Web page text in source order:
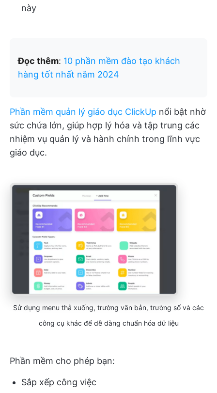
này
Đọc thêm: 10 phần mềm đào tạo khách
hàng tốt nhất năm 2024
Phần mềm quản lý giáo dục ClickUp nổi bật nhờ
sức chứa lớn, giúp hợp lý hóa và tập trung các
nhiệm vụ quản lý và hành chính trong lĩnh vực
giáo dục.
Sử dụng menu thả xuống, trường văn bản, trường số và các
công cụ khác để dễ dàng chuẩn hóa dữ liệu
Phần mềm cho phép bạn:
Sắp xếp công việc